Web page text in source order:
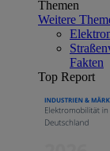
Themen
Weitere
Fakten
Top Report